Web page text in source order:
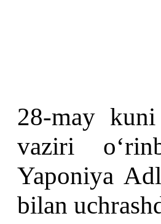
28-may
vaziri
Yaponiya
bilan